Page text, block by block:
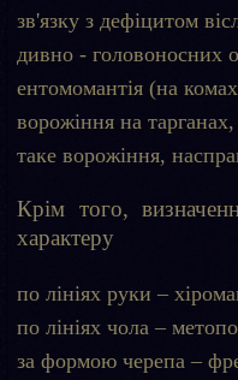
зв'язку з дефіцитом
дивно - головоносних
ентомомантія (на
ворожіння на тарганах,
таке ворожіння,
Крім того,
характеру
по лініях руки –
по лініях чола –
за формою черепа –